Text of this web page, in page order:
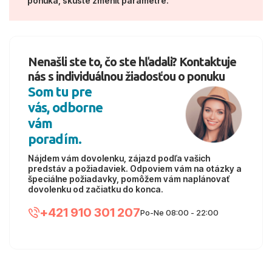
Nenašli ste to, čo ste hľadali? Kontaktuje
nás s individuálnou žiadosťou o ponuku
Som tu pre
vás, odborne
vám
poradím.
Nájdem vám dovolenku, zájazd podľa vašich
predstáv a požiadaviek. Odpoviem vám na otázky a
špeciálne požiadavky, pomôžem vám naplánovať
dovolenku od začiatku do konca.
+421 910 301 207Po-Ne 08:00 - 22:00